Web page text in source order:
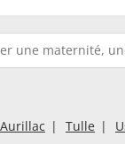
Aurillac Tulle